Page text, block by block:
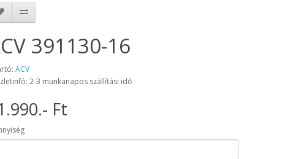
391130-16
ACV
2-3 munkanapos szállítási idő
Ft